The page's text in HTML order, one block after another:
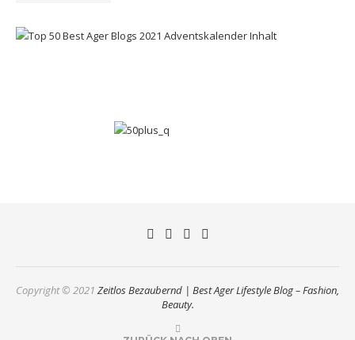
Copyright © 2021 Zeitlos Bezaubernd | Best Ager Lifestyle Blog – Fashion,
Beauty.